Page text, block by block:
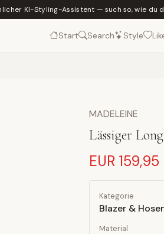
KI-Styling-Assistent — such so, wie du
Start Search Style
MADELEINE
Lässiger
EUR 159,95
Kategorie
Blazer &
Material